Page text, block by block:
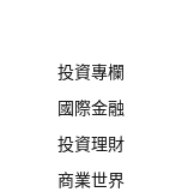
投資專欄
國際金融
投資理財
商業世界